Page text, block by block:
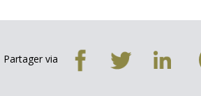
Partager via